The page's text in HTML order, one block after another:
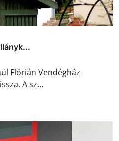
Flórián Vendégház
A sz...